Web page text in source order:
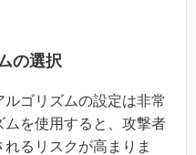
の選択
ゴリズムの設定は非常
を使用すると、攻撃者
るリスクが高まりま